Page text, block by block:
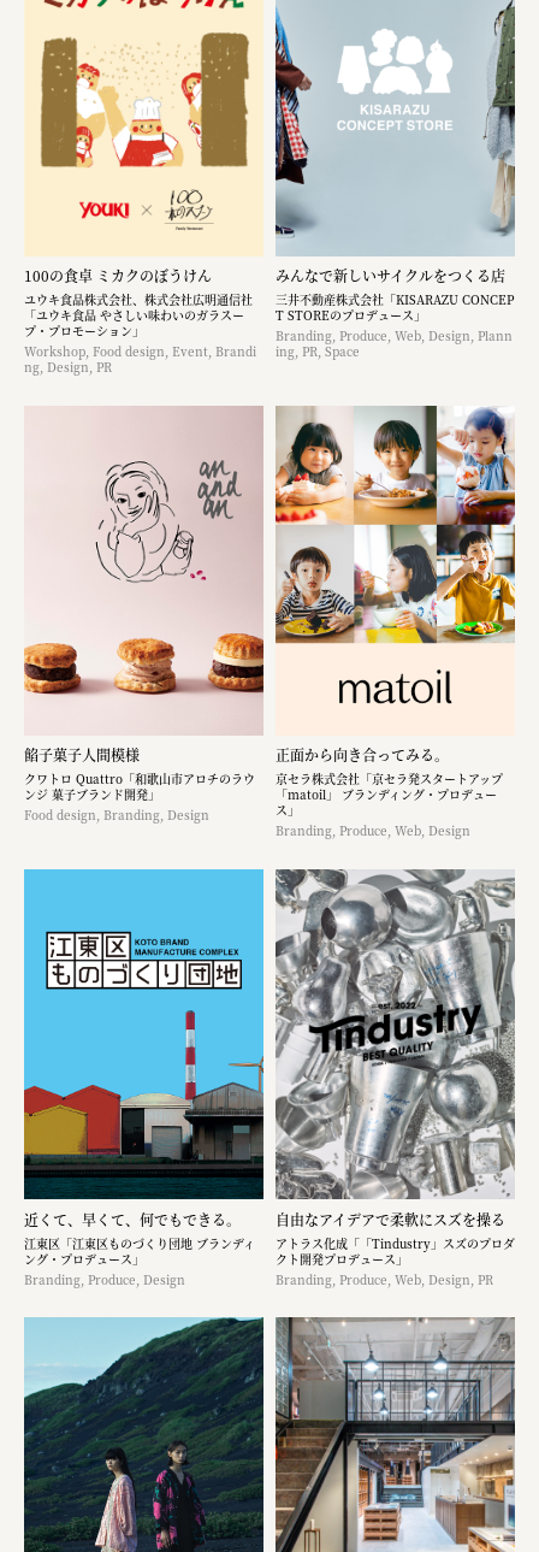
100の食卓 ミカクのぼうけん
ユウキ食品株式会社、株式会社広明通信社
「ユウキ食品 やさしい味わいのガラスー
プ・プロモーション」
Workshop, Food design, Event, Brandi
ng, Design, PR
みんなで新しいサイクルをつくる店
三井不動産株式会社「KISARAZU CONCEP
T STOREのプロデュース」
Branding, Produce, Web, Design, Plann
ing, PR, Space
餡子菓子人間模様
クワトロ Quattro「和歌山市アロチのラウ
ンジ 菓子ブランド開発」
Food design, Branding, Design
正面から向き合ってみる。
京セラ株式会社「京セラ発スタートアップ
「matoil」 ブランディング・プロデュー
ス」
Branding, Produce, Web, Design
近くて、早くて、何でもできる。
江東区「江東区ものづくり団地 ブランディ
ング・プロデュース」
Branding, Produce, Design
自由なアイデアで柔軟にスズを操る
アトラス化成「「Tindustry」スズのプロダ
クト開発プロデュース」
Branding, Produce, Web, Design, PR